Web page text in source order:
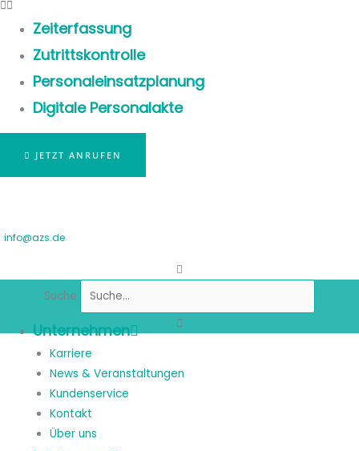
Zeiterfassung
Zutrittskontrolle
Personaleinsatzplanung
Digitale Personalakte
JETZT ANRUFEN
info@azs.de
Suche
Unternehmen
Karriere
News & Veranstaltungen
Kundenservice
Kontakt
Über uns